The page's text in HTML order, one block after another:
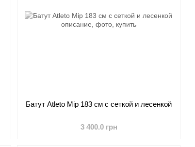
Батут Atleto Mip 183 см с сеткой и лесенкой
3 400.0 грн